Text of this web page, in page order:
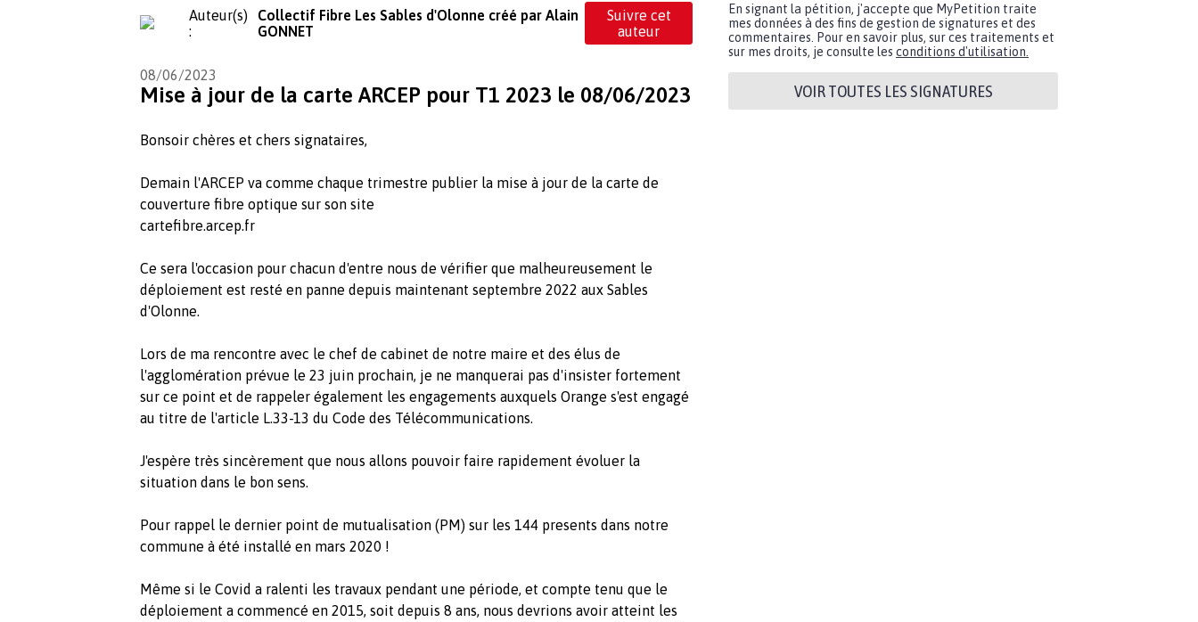
Auteur(s)
:
Collectif Fibre Les Sables d'Olonne créé par Alain
GONNET
Suivre cet
auteur
08/06/2023
Mise à jour de la carte ARCEP pour T1 2023 le 08/06/2023
Bonsoir chères et chers signataires,
Demain l'ARCEP va comme chaque trimestre publier la mise à jour de la carte de
couverture fibre optique sur son site
cartefibre.arcep.fr
Ce sera l'occasion pour chacun d'entre nous de vérifier que malheureusement le
déploiement est resté en panne depuis maintenant septembre 2022 aux Sables
d'Olonne.
Lors de ma rencontre avec le chef de cabinet de notre maire et des élus de
l'agglomération prévue le 23 juin prochain, je ne manquerai pas d'insister fortement
sur ce point et de rappeler également les engagements auxquels Orange s'est engagé
au titre de l'article L.33-13 du Code des Télécommunications.
J'espère très sincèrement que nous allons pouvoir faire rapidement évoluer la
situation dans le bon sens.
Pour rappel le dernier point de mutualisation (PM) sur les 144 presents dans notre
commune à été installé en mars 2020 !
Même si le Covid a ralenti les travaux pendant une période, et compte tenu que le
déploiement a commencé en 2015, soit depuis 8 ans, nous devrions avoir atteint les
En signant la pétition, j'accepte que MyPetition traite
mes données à des fins de gestion de signatures et des
commentaires. Pour en savoir plus, sur ces traitements et
sur mes droits, je consulte les conditions d'utilisation.
VOIR TOUTES LES SIGNATURES